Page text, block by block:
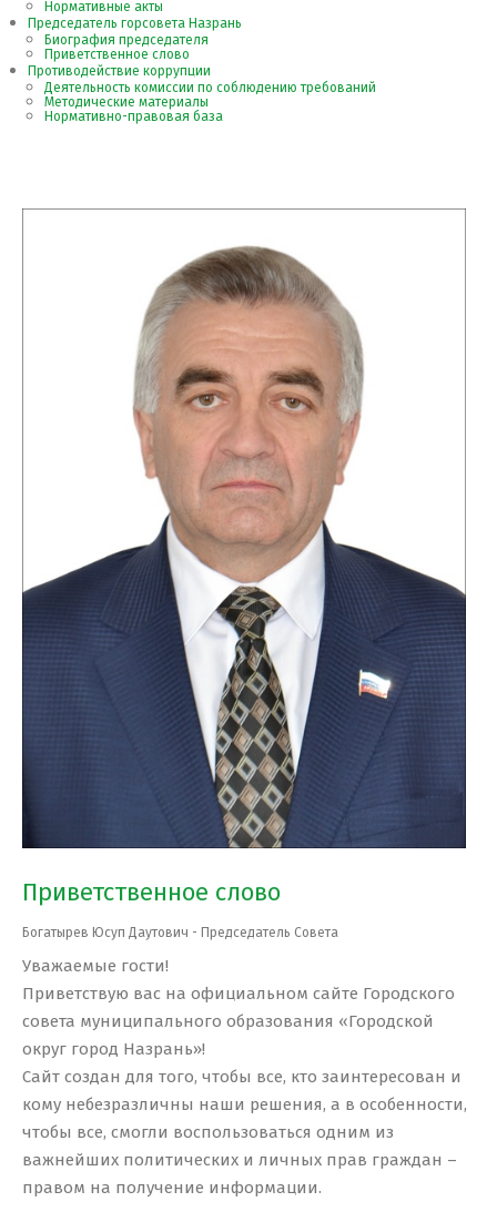
Нормативные акты
Председатель горсовета Назрань
Биография председателя
Приветственное слово
Противодействие коррупции
Деятельность комиссии по соблюдению требований
Методические материалы
Нормативно-правовая база
Приветственное слово
Богатырев Юсуп Даутович - Председатель Совета
Уважаемые гости!
Приветствую вас на официальном сайте Городского
совета муниципального образования «Городской
округ город Назрань»!
Сайт создан для того, чтобы все, кто заинтересован и
кому небезразличны наши решения, а в особенности,
чтобы все, смогли воспользоваться одним из
важнейших политических и личных прав граждан –
правом на получение информации.